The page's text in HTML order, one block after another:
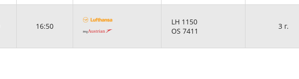
16:50
LH 1150
OS 7411
3 г.